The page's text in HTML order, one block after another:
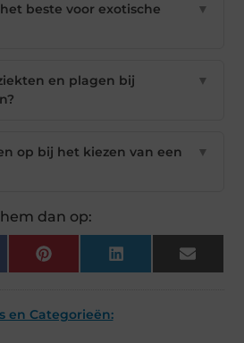
beste voor exotische
▼
en plagen bij
▼
op bij het kiezen van een
▼
dan op:
Pinterest LinkedIn Email
en Categorieën: